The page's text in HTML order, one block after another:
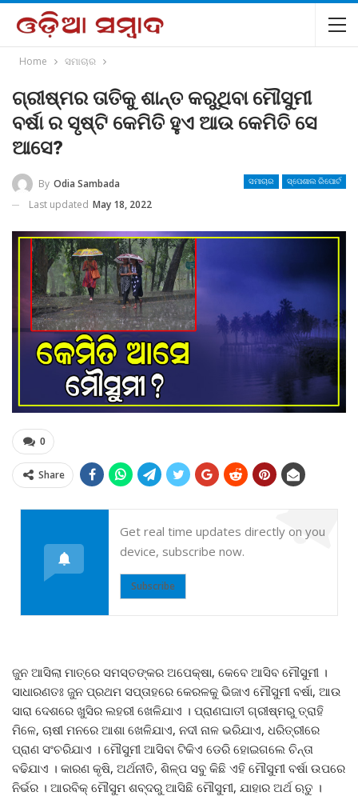
Home ସମାଚାର
ଗ୍ରୀଷ୍ମର ତାତିକୁ ଶାନ୍ତ କରୁଥିବା ମୌସୁମୀ
ବର୍ଷା ର ସୃଷ୍ଟି କେମିତି ହୁଏ ଆଉ କେମିତି ସେ
ଆସେ?
ସମାଚାର ସ୍ପେଶାଲ ରିପୋର୍ଟ
By Odia Sambada
Last updated May 18, 2022
0
Share
Get real time updates directly on you
device, subscribe now.
Subscribe
ଜୁନ ଆସିଲା ମାତ୍ରେ ସମସ୍ତଙ୍କର ଅପେକ୍ଷା, କେବେ ଆସିବ ମୌସୁମୀ ।
ସାଧାରଣତଃ ଜୁନ ପ୍ରଥମ ସପ୍ତାହରେ କେରଳକୁ ଭିଜାଏ ମୌସୁମୀ ବର୍ଷା, ଆଉ
ସାରା ଦେଶରେ ଖୁସିର ଲହରୀ ଖେଳିଯାଏ । ପ୍ରାଣଘାତୀ ଗ୍ରୀଷ୍ମରୁ ତ୍ରାହି
ମିଳେ, ଚାଷୀ ମନରେ ଆଶା ଖେଳିଯାଏ, ନଦୀ ନାଳ ଭରିଯାଏ, ଧରିତ୍ରୀରେ
ପ୍ରାଣ ସଂଚରିଯାଏ । ମୌସୁମୀ ଆସିବା ଟିକିଏ ଡେରି ହୋଇଗଲେ ଚିନ୍ତା
ବଢିଯାଏ । କାରଣ କୃଷି, ଅର୍ଥନୀତି, ଶିଳ୍ପ ସବୁ କିଛି ଏହି ମୌସୁମୀ ବର୍ଷା ଉପରେ
ନିର୍ଭର । ଆରବିକ୍ ମୌସୁମ ଶବ୍ଦରୁ ଆସିଛି ମୌସୁମୀ, ଯାହାର ଅର୍ଥ ଋତୁ ।